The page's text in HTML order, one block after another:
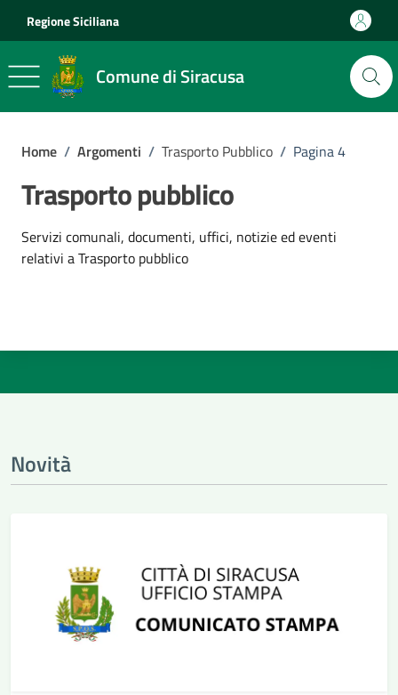
Regione Siciliana
Comune di Siracusa
Home / Argomenti / Trasporto Pubblico / Pagina 4
Trasporto pubblico
Dettagli dell'argomento
Servizi comunali, documenti, uffici, notizie ed eventi
relativi a Trasporto pubblico
Novità